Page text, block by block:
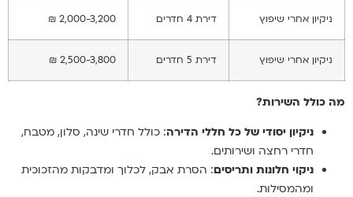
ניקיון אחרי שיפוץ דירת 4 חדרים 2,000-3,200 ₪
ניקיון אחרי שיפוץ דירת 5 חדרים 2,500-3,800 ₪
מה כולל השירות?
ניקיון יסודי של כל חללי הדירה: כולל חדרי שינה, סלון, מטבח,
חדרי רחצה ושירותים.
ניקוי חלונות ותריסים: הסרת אבק, לכלוך ומדבקות מהזכוכית
ומהמסילות.